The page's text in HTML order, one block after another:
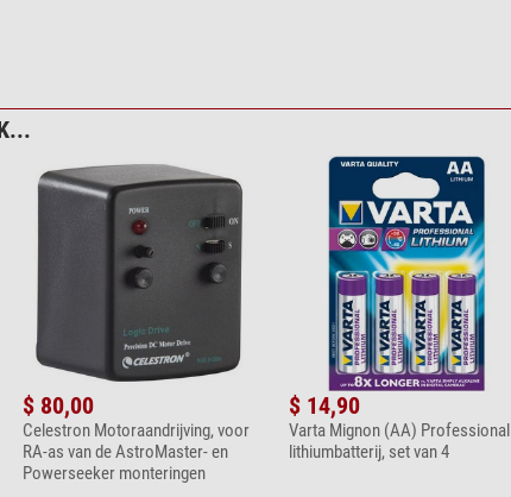
$ 80,00
Celestron Motoraandrijving, voor
RA-as van de AstroMaster- en
Powerseeker monteringen
$ 14,90
Varta Mignon (AA) Professional
lithiumbatterij, set van 4